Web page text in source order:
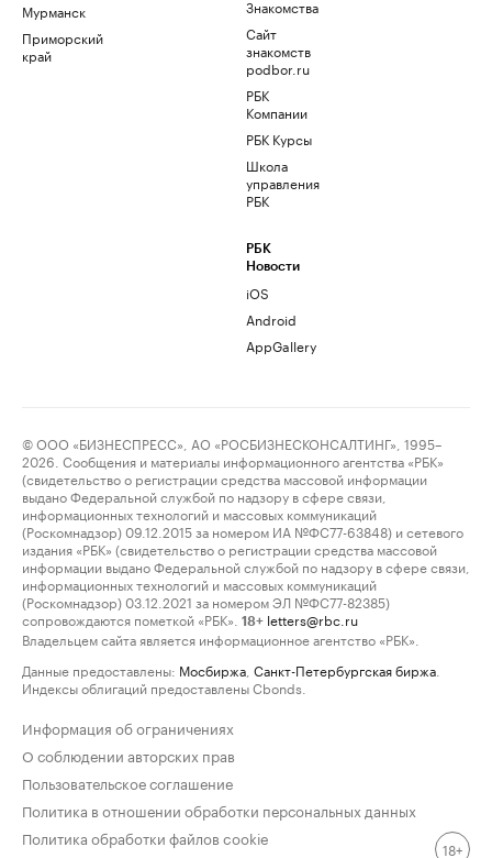
Мурманск
Приморский
край
Знакомства
Сайт
знакомств
podbor.ru
РБК
Компании
РБК Курсы
Школа
управления
РБК
РБК
Новости
iOS
Android
AppGallery
© ООО «БИЗНЕСПРЕСС», АО «РОСБИЗНЕСКОНСАЛТИНГ», 1995–
2026. Сообщения и материалы информационного агентства «РБК»
(свидетельство о регистрации средства массовой информации
выдано Федеральной службой по надзору в сфере связи,
информационных технологий и массовых коммуникаций
(Роскомнадзор) 09.12.2015 за номером ИА №ФС77-63848) и сетевого
издания «РБК» (свидетельство о регистрации средства массовой
информации выдано Федеральной службой по надзору в сфере связи,
информационных технологий и массовых коммуникаций
(Роскомнадзор) 03.12.2021 за номером ЭЛ №ФС77-82385)
сопровождаются пометкой «РБК».
18+ letters@rbc.ru
Владельцем сайта является информационное агентство «РБК».
Данные предоставлены: Мосбиржа Санкт-Петербургская биржа
Индексы облигаций предоставлены Cbonds.
Информация об ограничениях
О соблюдении авторских прав
Пользовательское соглашение
Политика в отношении обработки персональных данных
Политика обработки файлов cookie
18+